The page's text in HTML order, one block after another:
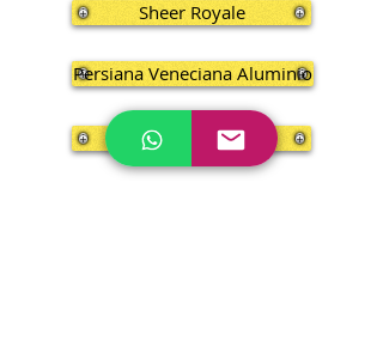
Sheer Royale
Persiana Veneciana Aluminio
Motorizadas